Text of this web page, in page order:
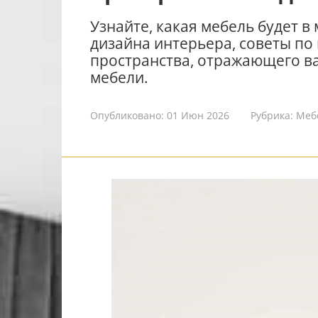
Узнайте, какая мебель будет
дизайна интерьера, советы
пространства, отражающего
мебели.
Опубликовано: 01 Июн 2026 Рубрика: